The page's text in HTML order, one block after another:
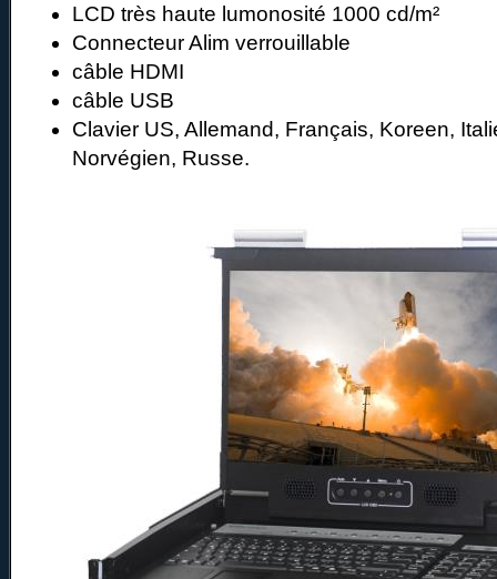
LCD très haute lumonosité 1000 cd/m²
Connecteur Alim verrouillable
câble HDMI
câble USB
Clavier US, Allemand, Français, Koreen,
Norvégien, Russe.